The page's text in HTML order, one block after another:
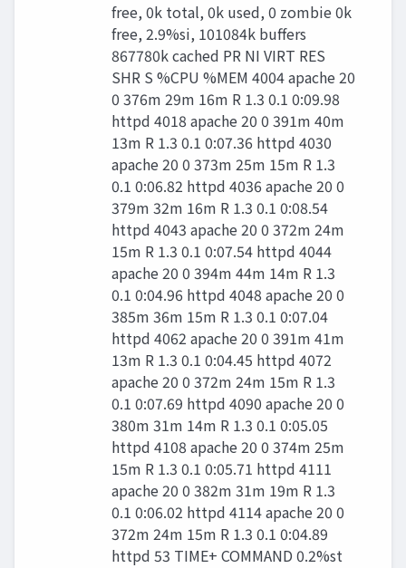
free, 0k total, 0k used, 0 zombie 0k
free, 2.9%si, 101084k buffers
867780k cached PR NI VIRT RES
SHR S %CPU %MEM 4004 apache 20
0 376m 29m 16m R 1.3 0.1 0:09.98
httpd 4018 apache 20 0 391m 40m
13m R 1.3 0.1 0:07.36 httpd 4030
apache 20 0 373m 25m 15m R 1.3
0.1 0:06.82 httpd 4036 apache 20 0
379m 32m 16m R 1.3 0.1 0:08.54
httpd 4043 apache 20 0 372m 24m
15m R 1.3 0.1 0:07.54 httpd 4044
apache 20 0 394m 44m 14m R 1.3
0.1 0:04.96 httpd 4048 apache 20 0
385m 36m 15m R 1.3 0.1 0:07.04
httpd 4062 apache 20 0 391m 41m
13m R 1.3 0.1 0:04.45 httpd 4072
apache 20 0 372m 24m 15m R 1.3
0.1 0:07.69 httpd 4090 apache 20 0
380m 31m 14m R 1.3 0.1 0:05.05
httpd 4108 apache 20 0 374m 25m
15m R 1.3 0.1 0:05.71 httpd 4111
apache 20 0 382m 31m 19m R 1.3
0.1 0:06.02 httpd 4114 apache 20 0
372m 24m 15m R 1.3 0.1 0:04.89
httpd 53 TIME+ COMMAND 0.2%st